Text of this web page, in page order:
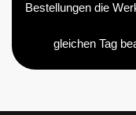
Bestellungen die
gleichen Tag